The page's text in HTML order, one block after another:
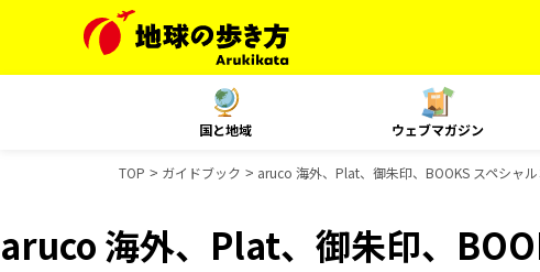
国と地域 ウェブマガジン
TOP ガイドブック aruco 海外、Plat、御朱印、BOOKS スペシャ
aruco 海外、Plat、御朱印、